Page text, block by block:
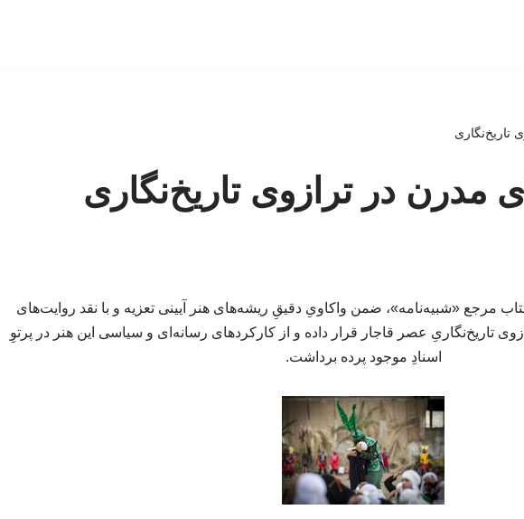
تاریخ‌نگاری
مدرن در ترازوی تاریخ‌نگاری
مرجع «شبیه‌نامه»، ضمن واکاویِ دقیقِ ریشه‌های هنر آیینی تعزیه و با نقد روایت‌های
تاریخ‌نگاریِ عصر قاجار قرار داده و از کارکردهای رسانه‌ای و سیاسی این هنر در پرتوِ
اسنادِ موجود پرده برداشت.